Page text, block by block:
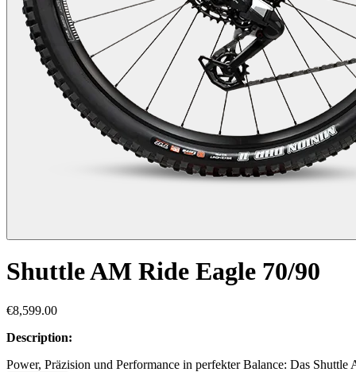
Shuttle AM Ride Eagle 70/90
€8,599.00
Description:
Power, Präzision und Performance in perfekter Balance: Das